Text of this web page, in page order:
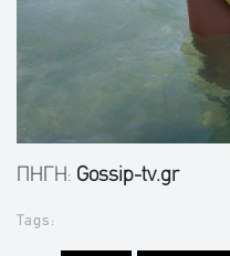
ΠΗΓΗ: Gossip-tv.gr
Tags: